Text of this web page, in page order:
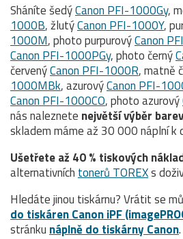
Sháníte šedýCanon PFI-1000Gy,
1000B, žlutýCanon PFI-1000Y,
1000M, photo purpurovýCanon
Canon PFI-1000PGy, photo černý
červenýCanon PFI-1000R, matně
1000MBk, azurovýCanon PFI-
Canon PFI-1000CO, photo azurový
nás naleznete největší výběr
skladem máme až 30 000 náplní k
Ušetřete až 40 % tiskových
alternativních tonerů TOREXs
Hledáte jinou tiskárnu? Vrátit se
do tiskáren Canon iPF
stránku náplně do tiskárny Canon.